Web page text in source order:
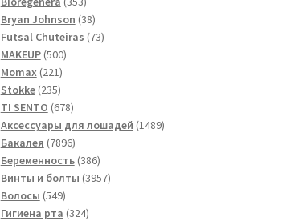
товара
Bryan Johnson 3838
товаров
Futsal Сhuteiras 7373
MAKEUP 500500
Momax 221221
товар
Stokke 235235
товаров
TI SENTO 678678
товаров
Аксессуары для лошадей 14891489
Бакалея 78967896
товаров
Беременность 386386
товаров
Винты и болты 39573957
Волосы 549549
товаров
Гигиена рта 324324